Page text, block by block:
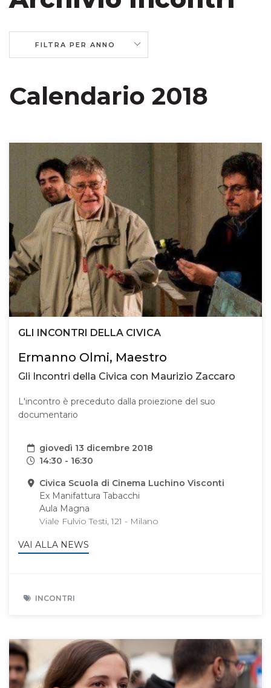
FILTRA PER ANNO
Calendario 2018
GLI INCONTRI DELLA CIVICA
Ermanno Olmi, Maestro
Gli Incontri della Civica con Maurizio Zaccaro
L'incontro è preceduto dalla proiezione del suo
documentario
Data
giovedì 13 dicembre 2018
Orari
14:30 - 16:30
Sede
Civica Scuola di Cinema Luchino Visconti
Ex Manifattura Tabacchi
Aula Magna
Viale Fulvio Testi, 121 - Milano
VAI ALLA NEWS
INCONTRI